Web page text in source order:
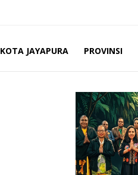
KOTA JAYAPURA PROVINSI